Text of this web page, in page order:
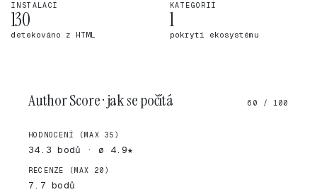
INSTALACÍ
130
detekováno z HTML
KATEGORIÍ
1
pokrytí ekosystému
Author Score · jak se počítá 60 / 100
HODNOCENÍ (MAX 35)
34.3 bodů · ø 4.9★
RECENZE (MAX 20)
7.7 bodů